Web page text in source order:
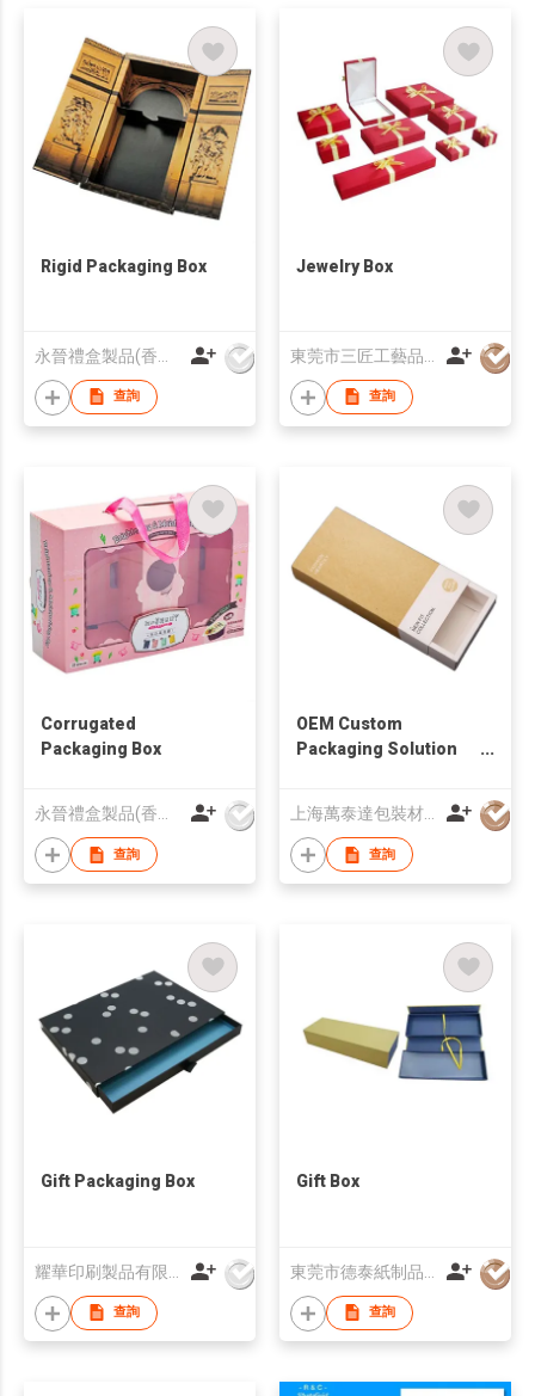
Rigid Packaging Box
查詢
Jewelry Box
查詢
Corrugated
Packaging Box
永晉禮盒製品(香港)有限公司
查詢
OEM Custom
Packaging Solution
Box Spot UV
上海萬泰達包裝材料有限公司
查詢
Gift Packaging Box
查詢
Gift Box
查詢